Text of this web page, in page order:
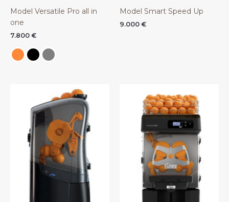
Model Versatile Pro all in
one
7.800 €
Model Smart Speed Up
9.000 €